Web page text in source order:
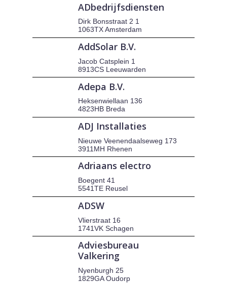
ADbedrijfsdiensten
Dirk Bonsstraat 2 1
1063TX Amsterdam
AddSolar B.V.
Jacob Catsplein 1
8913CS Leeuwarden
Adepa B.V.
Heksenwiellaan 136
4823HB Breda
ADJ Installaties
Nieuwe Veenendaalseweg 173
3911MH Rhenen
Adriaans electro
Boegent 41
5541TE Reusel
ADSW
Vlierstraat 16
1741VK Schagen
Adviesbureau
Valkering
Nyenburgh 25
1829GA Oudorp